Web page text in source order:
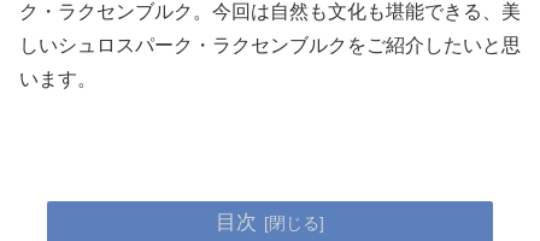
ク・ラクセンブルク。今回は自然も文化も堪能できる、美
しいシュロスパーク・ラクセンブルクをご紹介したいと思
います。
目次